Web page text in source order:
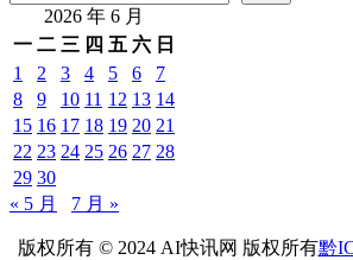
2026 年 6 月
一 二 三 四 五 六 日
1
2 3 4 5 6
7
8
9 10 11 12 13 14
15 16 17 18 19 20 21
22 23 24 25 26 27 28
29 30
« 5 月
7 月 »
版权所有 © 2024 AI快讯网 版权所有黔